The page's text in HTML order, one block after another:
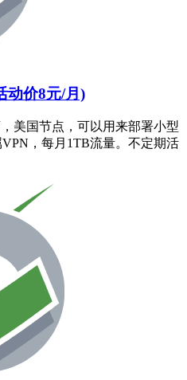
动价8元/月)
美国节点，可以用来部署小型
，每月1TB流量。不定期活